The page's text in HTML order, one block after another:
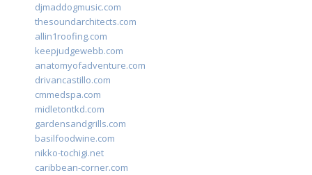
djmaddogmusic.com
thesoundarchitects.com
allin1roofing.com
keepjudgewebb.com
anatomyofadventure.com
drivancastillo.com
cmmedspa.com
midletontkd.com
gardensandgrills.com
basilfoodwine.com
nikko-tochigi.net
caribbean-corner.com